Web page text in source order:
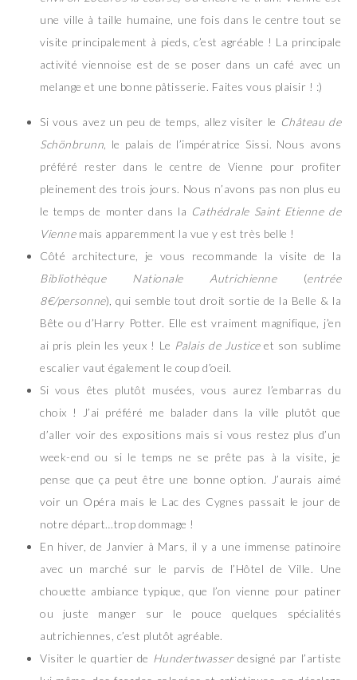
une ville à taille humaine, une fois dans le centre tout se
visite principalement à pieds, c’est agréable ! La principale
activité viennoise est de se poser dans un café avec un
melange et une bonne pâtisserie. Faites vous plaisir ! :)
Si vous avez un peu de temps, allez visiter le Château de
Schönbrunn , le palais de l’impératrice Sissi. Nous avons
préféré rester dans le centre de Vienne pour profiter
pleinement des trois jours. Nous n’avons pas non plus eu
le temps de monter dans la Cathédrale Saint Etienne de
Viennemais apparemment la vue y est très belle !
Côté architecture, je vous recommande la visite de la
Bibliothèque Nationale Autrichienne(entrée
8€/personne), qui semble tout droit sortie de la Belle & la
Bête ou d’Harry Potter. Elle est vraiment magnifique, j’en
ai pris plein les yeux ! Le Palais de Justiceet son sublime
escalier vaut également le coup d’oeil.
Si vous êtes plutôt musées, vous aurez l’embarras du
choix ! J’ai préféré me balader dans la ville plutôt que
d’aller voir des expositions mais si vous restez plus d’un
week-end ou si le temps ne se prête pas à la visite, je
pense que ça peut être une bonne option. J’aurais aimé
voir un Opéra mais le Lac des Cygnes passait le jour de
notre départ…trop dommage !
En hiver, de Janvier à Mars, il y a une immense patinoire
avec un marché sur le parvis de l’Hôtel de Ville. Une
chouette ambiance typique, que l’on vienne pour patiner
ou juste manger sur le pouce quelques spécialités
autrichiennes, c’est plutôt agréable.
Visiter le quartier de Hundertwasserdesigné par l’artiste